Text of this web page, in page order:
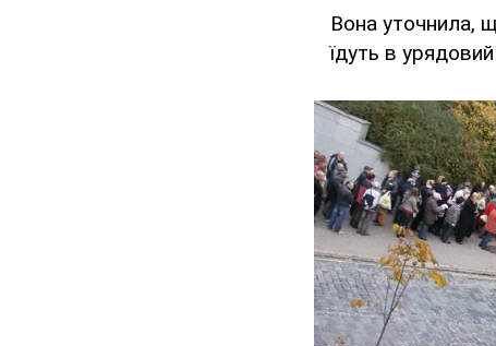
Вона уточнила,
їдуть в